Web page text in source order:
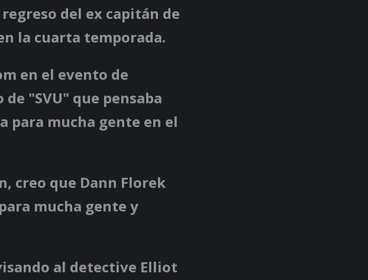
del ex capitán de
la cuarta temporada.
en el evento de
"SVU" que pensaba
para mucha gente en el
creo que Dann Florek
mucha gente y
al detective Elliot